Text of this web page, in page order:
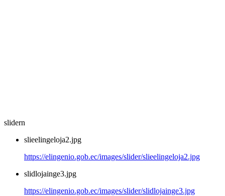
slidern
slieelingeloja2.jpg
https://elingenio.gob.ec/images/slider/slieelingeloja2.jpg
slidlojainge3.jpg
https://elingenio.gob.ec/images/slider/slidlojainge3.jpg